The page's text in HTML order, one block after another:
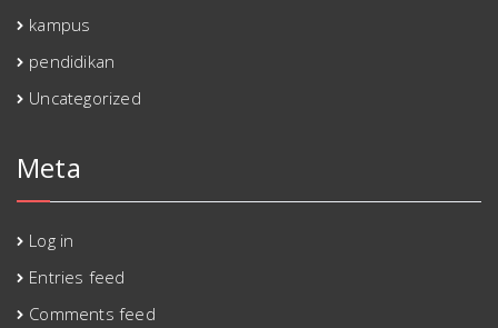
kampus
pendidikan
Uncategorized
Meta
Log in
Entries feed
Comments feed